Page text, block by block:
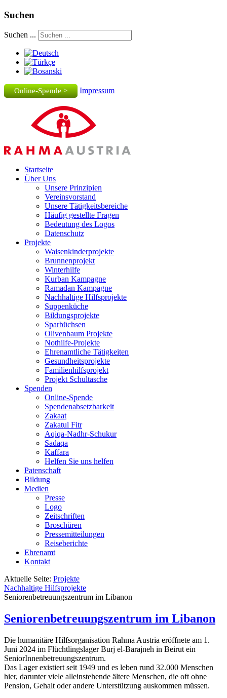
Suchen
Suchen ...
Online-Spende > Impressum
Startseite
Über Uns
Unsere Prinzipien
Vereinsvorstand
Unsere Tätigkeitsbereiche
Häufig gestellte Fragen
Bedeutung des Logos
Datenschutz
Projekte
Waisenkinderprojekte
Brunnenprojekt
Winterhilfe
Kurban Kampagne
Ramadan Kampagne
Nachhaltige Hilfsprojekte
Suppenküche
Bildungsprojekte
Sparbüchsen
Olivenbaum Projekte
Nothilfe-Projekte
Ehrenamtliche Tätigkeiten
Gesundheitsprojekte
Familienhilfsprojekt
Projekt Schultasche
Spenden
Online-Spende
Spendenabsetzbarkeit
Zakaat
Zakatul Fitr
Aqiqa-Nadhr-Schukur
Sadaqa
Kaffara
Helfen Sie uns helfen
Patenschaft
Bildung
Medien
Presse
Logo
Zeitschriften
Broschüren
Pressemitteilungen
Reiseberichte
Ehrenamt
Kontakt
Aktuelle Seite: Projekte
Nachhaltige Hilfsprojekte
Seniorenbetreuungszentrum im Libanon
Seniorenbetreuungszentrum im Libanon
Die humanitäre Hilfsorganisation Rahma Austria eröffnete am 1.
Juni 2024 im Flüchtlingslager Burj el-Barajneh in Beirut ein
SeniorInnenbetreuungszentrum.
Das Lager existiert seit 1949 und es leben rund 32.000 Menschen
hier, darunter viele alleinstehende ältere Menschen, die oft ohne
Pension, Gehalt oder andere Unterstützung auskommen müssen.